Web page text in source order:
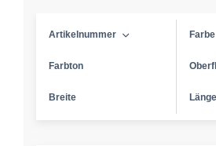
Artikelnummer Farbe
Farbton
Breite Länge